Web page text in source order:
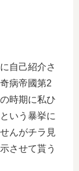
自己紹介さ
病帝國第2
時期に私ひ
いう暴挙に
んがチラ見
させて貰う